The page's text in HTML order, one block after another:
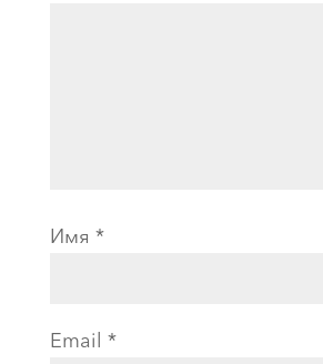
Имя *
Email *